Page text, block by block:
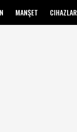
MANŞET CIHAZLAR